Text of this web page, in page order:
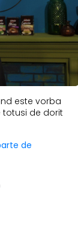
este vorba
totusi de dorit
de